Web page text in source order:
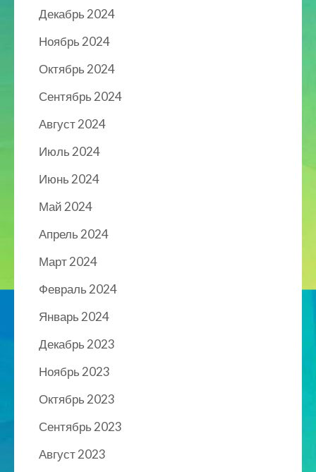
Декабрь 2024
Ноябрь 2024
Октябрь 2024
Сентябрь 2024
Август 2024
Июль 2024
Июнь 2024
Май 2024
Апрель 2024
Март 2024
Февраль 2024
Январь 2024
Декабрь 2023
Ноябрь 2023
Октябрь 2023
Сентябрь 2023
Август 2023